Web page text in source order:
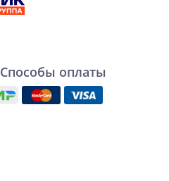
Способы оплаты